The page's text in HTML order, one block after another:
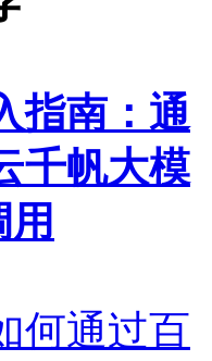
指南：通
千帆大模
何通过百